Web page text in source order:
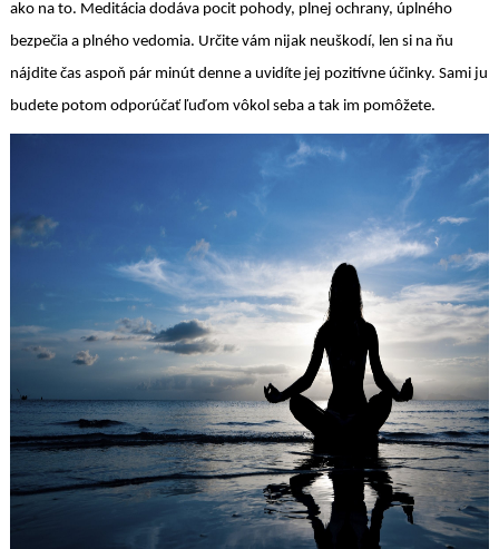
ako na to. Meditácia dodáva pocit pohody, plnej ochrany, úplného
bezpečia a plného vedomia. Určite vám nijak neuškodí, len si na ňu
nájdite čas aspoň pár minút denne a uvidíte jej pozitívne účinky. Sami ju
budete potom odporúčať ľuďom vôkol seba a tak im pomôžete.